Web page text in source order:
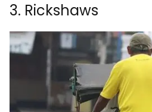
3. Rickshaws